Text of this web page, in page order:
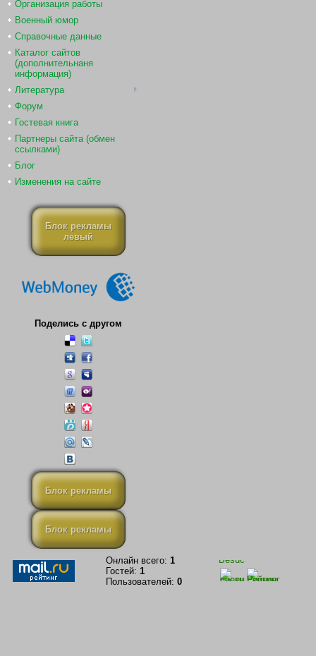
Организация работы
Военный юмор
Справочные данные
Каталог сайтов
(дополнительнаня
информация)
Литература
Форум
Гостевая книга
Партнеры сайта (обмен
ссылками)
Блог
Изменения на сайте
Блок рекламы
левый
Поделись с другом
Блок рекламы
Блок рекламы
Онлайн всего: 1
Гостей: 1
Пользователей: 0